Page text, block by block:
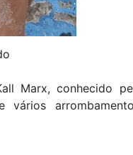
Marx, conhecido
vários